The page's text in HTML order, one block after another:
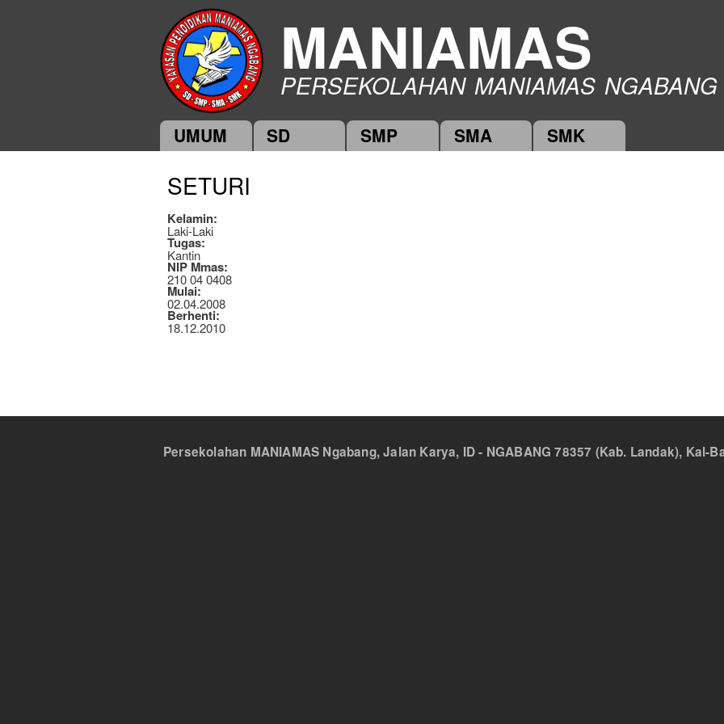
main
content
MANIAMAS
PERSEKOLAHAN MANIAMAS NGABANG
Main menu
UMUM SD SMP SMA SMK
SETURI
Kelamin:
Laki-Laki
Tugas:
Kantin
NIP Mmas:
210 04 0408
Mulai:
02.04.2008
Berhenti:
18.12.2010
Persekolahan MANIAMAS Ngabang, Jalan Karya, ID - NGABANG 78357 (Kab. Landak), Kal-